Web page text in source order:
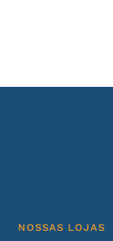
NOSSAS LOJAS